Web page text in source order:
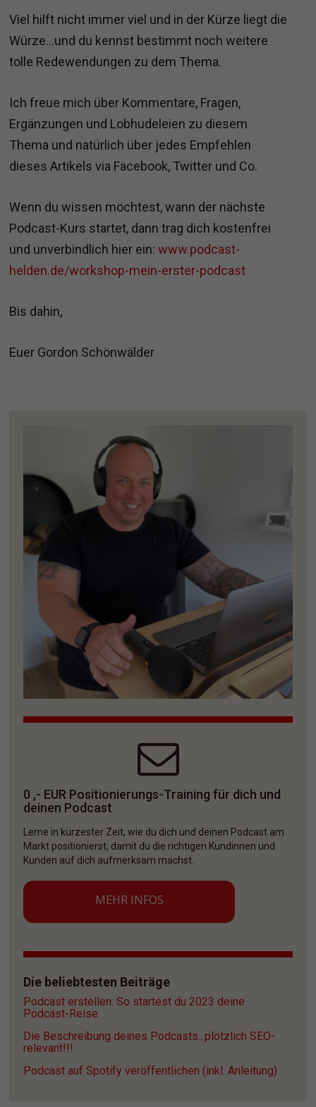
Viel hilft nicht immer viel und in der Kürze liegt die
Würze…und du kennst bestimmt noch weitere
tolle Redewendungen zu dem Thema.
Ich freue mich über Kommentare, Fragen,
Ergänzungen und Lobhudeleien zu diesem
Thema und natürlich über jedes Empfehlen
dieses Artikels via Facebook, Twitter und Co.
Wenn du wissen möchtest, wann der nächste
Podcast-Kurs startet, dann trag dich kostenfrei
und unverbindlich hier ein:www.podcast-
helden.de/workshop-mein-erster-podcast
Bis dahin,
Euer Gordon Schönwälder
0 ,- EUR Positionierungs-Training für dich und
deinen Podcast
Lerne in kürzester Zeit, wie du dich und deinen Podcast am
Markt positionierst, damit du die richtigen Kundinnen und
Kunden auf dich aufmerksam machst.
MEHR INFOS
Die beliebtesten Beiträge
Podcast erstellen: So startest du 2023 deine
Podcast-Reise
Die Beschreibung deines Podcasts...plötzlich SEO-
relevant!!!
Podcast auf Spotify veröffentlichen (inkl. Anleitung)